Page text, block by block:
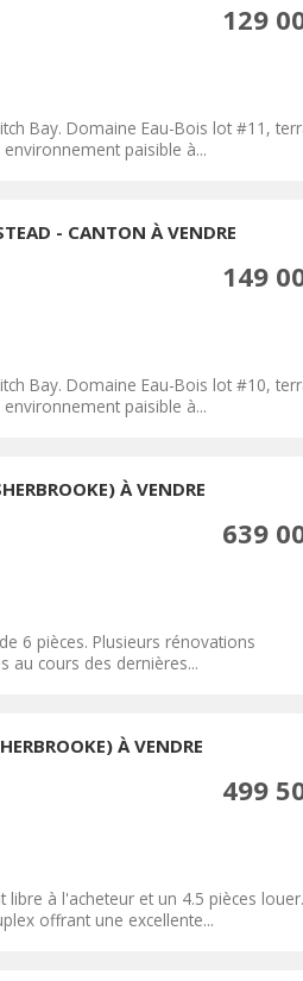
129
Bay. Domaine Eau-Bois lot #11,
paisible à...
- CANTON À VENDRE
149
Bay. Domaine Eau-Bois lot #10,
paisible à...
À VENDRE
639
6 pièces. Plusieurs rénovations
au cours des dernières...
À VENDRE
499
libre à l'acheteur et un 4.5 pièces louer.
offrant une excellente...